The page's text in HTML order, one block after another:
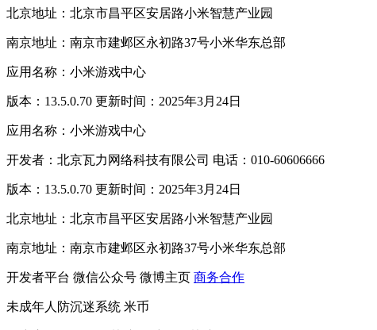
北京地址：北京市昌平区安居路小米智慧产业园
南京地址：南京市建邺区永初路37号小米华东总部
应用名称：小米游戏中心
版本：13.5.0.70 更新时间：2025年3月24日
应用名称：小米游戏中心
开发者：北京瓦力网络科技有限公司 电话：010-60606666
版本：13.5.0.70 更新时间：2025年3月24日
北京地址：北京市昌平区安居路小米智慧产业园
南京地址：南京市建邺区永初路37号小米华东总部
开发者平台 微信公众号 微博主页 商务合作
未成年人防沉迷系统 米币